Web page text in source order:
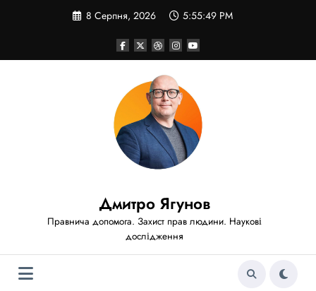
8 Серпня, 2026 5:55:51 PM
Дмитро Ягунов
Правнича допомога. Захист прав людини. Наукові
дослідження